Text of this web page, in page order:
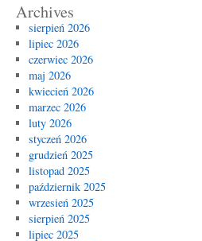
Archives
sierpień 2026
lipiec 2026
czerwiec 2026
maj 2026
kwiecień 2026
marzec 2026
luty 2026
styczeń 2026
grudzień 2025
listopad 2025
październik 2025
wrzesień 2025
sierpień 2025
lipiec 2025